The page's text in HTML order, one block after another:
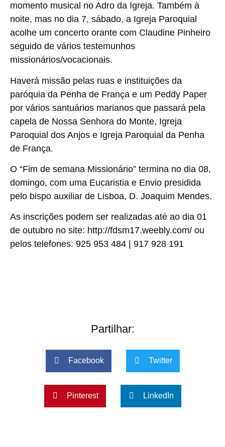
momento musical no Adro da Igreja. Também à
noite, mas no dia 7, sábado, a Igreja Paroquial
acolhe um concerto orante com Claudine Pinheiro
seguido de vários testemunhos
missionários/vocacionais.
Haverá missão pelas ruas e instituições da
paróquia da Penha de França e um Peddy Paper
por vários santuários marianos que passará pela
capela de Nossa Senhora do Monte, Igreja
Paroquial dos Anjos e Igreja Paroquial da Penha
de França.
O “Fim de semana Missionário” termina no dia 08,
domingo, com uma Eucaristia e Envio presidida
pelo bispo auxiliar de Lisboa, D. Joaquim Mendes.
As inscrições podem ser realizadas até ao dia 01
de outubro no site: http://fdsm17.weebly.com/ ou
pelos telefones: 925 953 484 | 917 928 191
Partilhar:
Facebook Twitter
Pinterest LinkedIn